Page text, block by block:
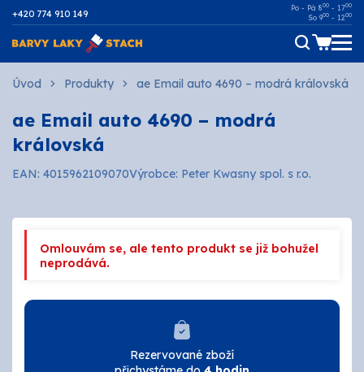
+420 774 910 149
Po - Pá 800 - 1700
So 900 - 1200
Dřevo
Kov
AUTOMOTIVE
Technické kapaliny
Úvod Produkty ae Email auto 4690 – modrá královská
ae Email auto 4690 – modrá
královská
EAN: 4015962109070Výrobce: Peter Kwasny spol. s r.o.
Omlouvám se, ale tento produkt se již bohužel
neprodává.
Rezervované zboží